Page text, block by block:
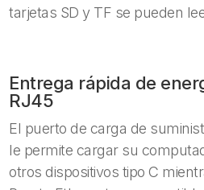
tarjetas SD y TF se pueden
Entrega rápida de
RJ45
El puerto de carga de
le permite cargar su
otros dispositivos tipo C